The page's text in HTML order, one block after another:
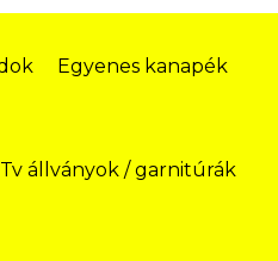
Egyenes kanapék
Tv állványok / garnitúrák